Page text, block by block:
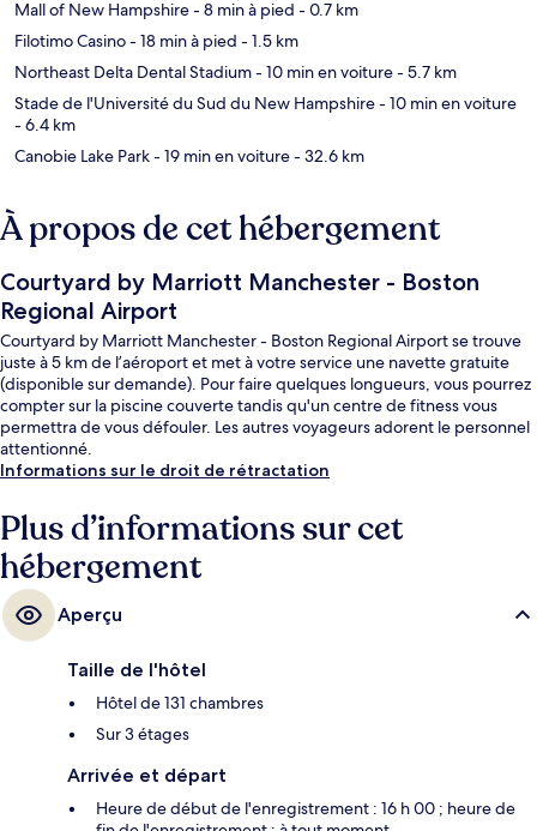
Mall of New Hampshire- 8 min à pied - 0.7 km
Filotimo Casino- 18 min à pied - 1.5 km
Northeast Delta Dental Stadium- 10 min en voiture- 5.7 km
Stade de l'Université du Sud du New Hampshire- 10 min en voiture
- 6.4 km
Canobie Lake Park- 19 min en voiture- 32.6 km
À propos de cet hébergement
Courtyard by Marriott Manchester - Boston
Regional Airport
Courtyard by Marriott Manchester - Boston Regional Airport se trouve
juste à 5 km de l’aéroport et met à votre service une navette gratuite
(disponible sur demande). Pour faire quelques longueurs, vous pourrez
compter sur la piscine couverte tandis qu'un centre de fitness vous
permettra de vous défouler. Les autres voyageurs adorent le personnel
attentionné.
Informations sur le droit de rétractation
Plus d’informations sur cet
hébergement
Aperçu
Taille de l'hôtel
Hôtel de 131 chambres
Sur 3 étages
Arrivée et départ
Heure de début de l'enregistrement : 16 h 00 ; heure de